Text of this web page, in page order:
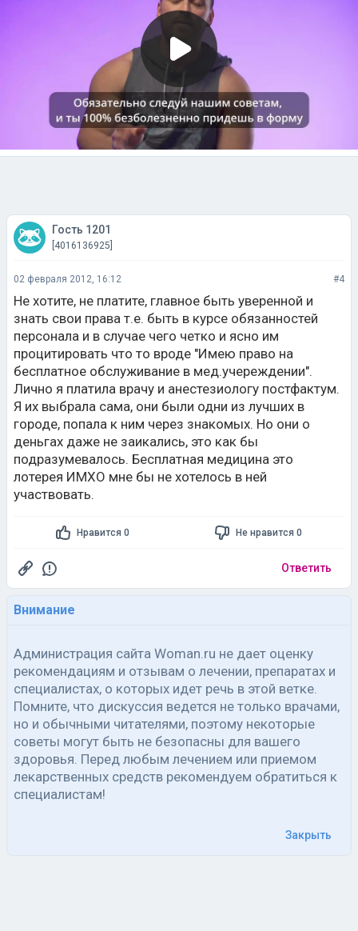
Гость 1201
[4016136925]
02 февраля 2012, 16:12 #4
Не хотите, не платите, главное быть уверенной и
знать свои права т.е. быть в курсе обязанностей
персонала и в случае чего четко и ясно им
процитировать что то вроде "Имею право на
бесплатное обслуживание в мед.учереждении".
Лично я платила врачу и анестезиологу постфактум.
Я их выбрала сама, они были одни из лучших в
городе, попала к ним через знакомых. Но они о
деньгах даже не заикались, это как бы
подразумевалось. Бесплатная медицина это
лотерея ИМХО мне бы не хотелось в ней
участвовать.
Нравится 0 Не нравится 0
Ответить
Внимание
Администрация сайта Woman.ru не дает оценку
рекомендациям и отзывам о лечении, препаратах и
специалистах, о которых идет речь в этой ветке.
Помните, что дискуссия ведется не только врачами,
но и обычными читателями, поэтому некоторые
советы могут быть не безопасны для вашего
здоровья. Перед любым лечением или приемом
лекарственных средств рекомендуем обратиться к
специалистам!
Закрыть